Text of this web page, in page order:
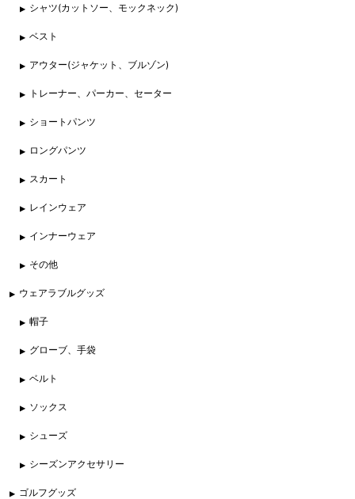
シャツ(カットソー、モックネック)
ベスト
アウター(ジャケット、ブルゾン)
トレーナー、パーカー、セーター
ショートパンツ
ロングパンツ
スカート
レインウェア
インナーウェア
その他
ウェアラブルグッズ
帽子
グローブ、手袋
ベルト
ソックス
シューズ
シーズンアクセサリー
ゴルフグッズ